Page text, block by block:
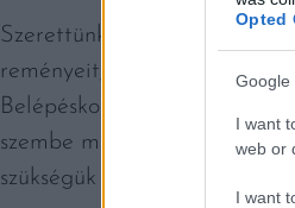
Opted
Google
I want
web or
I want
Szerettünk volna utánajárni,
reményeit, illetve ígéreteit,
Belépéskor egy nagyon
szembe magunkat. Az
szükségük az applikáció